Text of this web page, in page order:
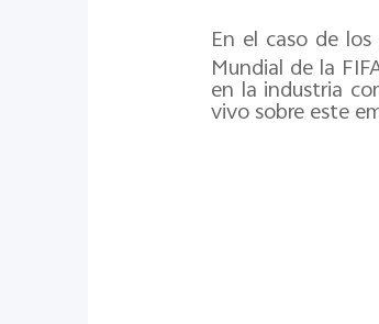
En el caso de
Mundial de la
en la industria
vivo sobre este